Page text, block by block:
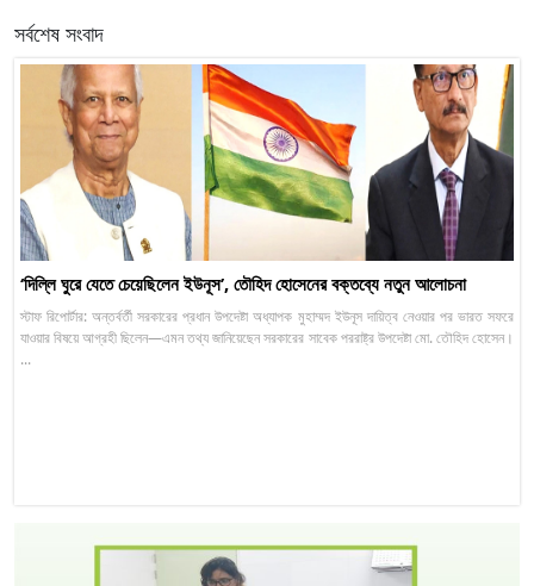
সর্বশেষ সংবাদ
‘দিল্লি ঘুরে যেতে চেয়েছিলেন ইউনূস’, তৌহিদ হোসেনের বক্তব্যে নতুন আলোচনা
স্টাফ রিপোর্টার: অন্তর্বর্তী সরকারের প্রধান উপদেষ্টা অধ্যাপক মুহাম্মদ ইউনূস দায়িত্ব নেওয়ার পর ভারত সফরে
যাওয়ার বিষয়ে আগ্রহী ছিলেন—এমন তথ্য জানিয়েছেন সরকারের সাবেক পররাষ্ট্র উপদেষ্টা মো. তৌহিদ হোসেন।
...